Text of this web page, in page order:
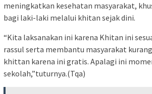
meningkatkan kesehatan masyarakat,
bagi laki-laki melalui khitan sejak dini.
“Kita laksanakan ini karena Khitan ini
rassul serta membantu masyarakat
khittan karena ini gratis. Apalagi ini
sekolah,”tuturnya.(Tqa)